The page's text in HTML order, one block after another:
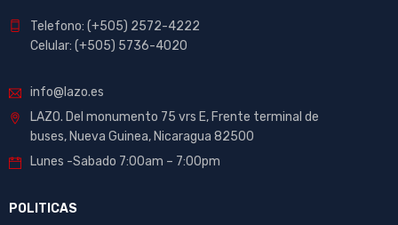
Telefono: (+505) 2572-4222
Celular: (+505) 5736-4020
info@lazo.es
LAZO. Del monumento 75 vrs E, Frente terminal de
buses, Nueva Guinea, Nicaragua 82500
Lunes -Sabado 7:00am – 7:00pm
POLITICAS